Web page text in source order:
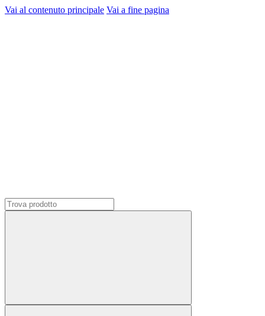
Vai al contenuto principale Vai a fine pagina